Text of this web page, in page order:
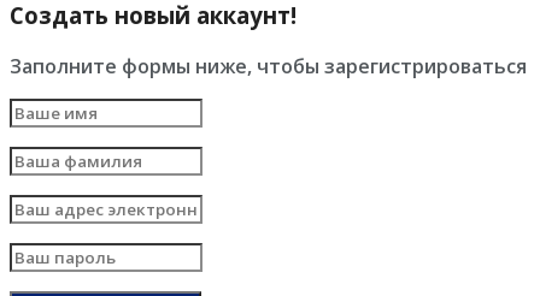
Создать новый аккаунт!
Заполните формы ниже, чтобы зарегистрироваться